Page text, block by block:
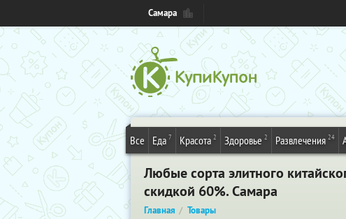
Самара
Все Еда 7 Красота 2 Здоровье 2 Развлечения 24
Любые сорта элитного
скидкой 60%. Самара
Главная Товары